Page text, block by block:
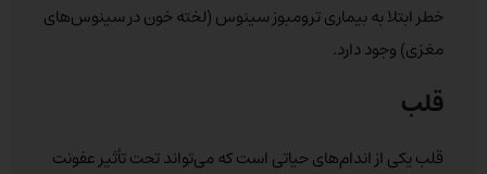
خطر ابتلا به بیماری ترومبوز سینوس (لخته خون در سینوس‌های
مغزی) وجود دارد.
قلب
قلب یکی از اندام‌های حیاتی است که می‌تواند تحت تأثیر عفونت